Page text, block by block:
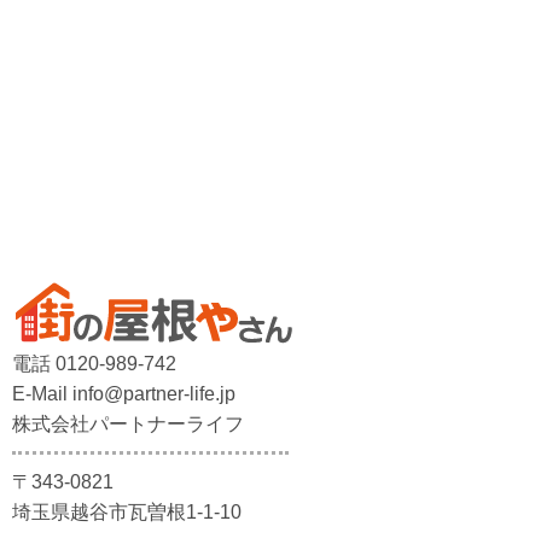
電話 0120-989-742
E-Mail info@partner-life.jp
株式会社パートナーライフ
〒343-0821
埼玉県越谷市瓦曽根1-1-10